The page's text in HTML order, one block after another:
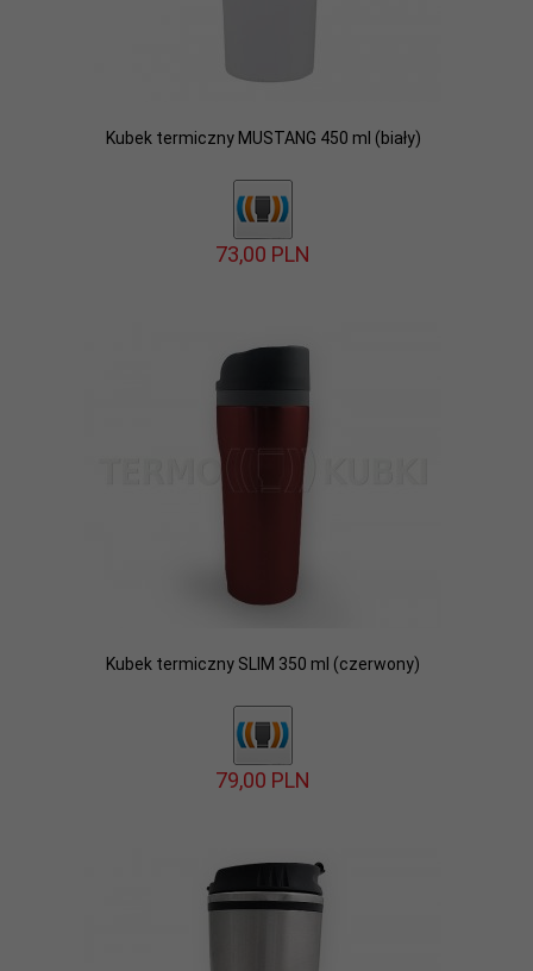
Kubek termiczny MUSTANG 450 ml (biały)
73,00 PLN
Kubek termiczny SLIM 350 ml (czerwony)
79,00 PLN